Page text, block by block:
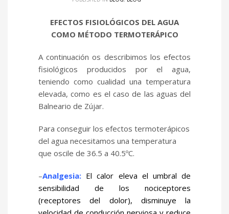
EFECTOS FISIOLÓGICOS DEL AGUA
COMO MÉTODO TERMOTERÁPICO
A continuación os describimos los efectos
fisiológicos producidos por el agua,
teniendo como cualidad una temperatura
elevada, como es el caso de las aguas del
Balneario de Zújar.
Para conseguir los efectos termoterápicos
del agua necesitamos una temperatura
que oscile de 36.5 a 40.5ºC.
–Analgesia: El calor eleva el umbral de
sensibilidad de los nociceptores
(receptores del dolor), disminuye la